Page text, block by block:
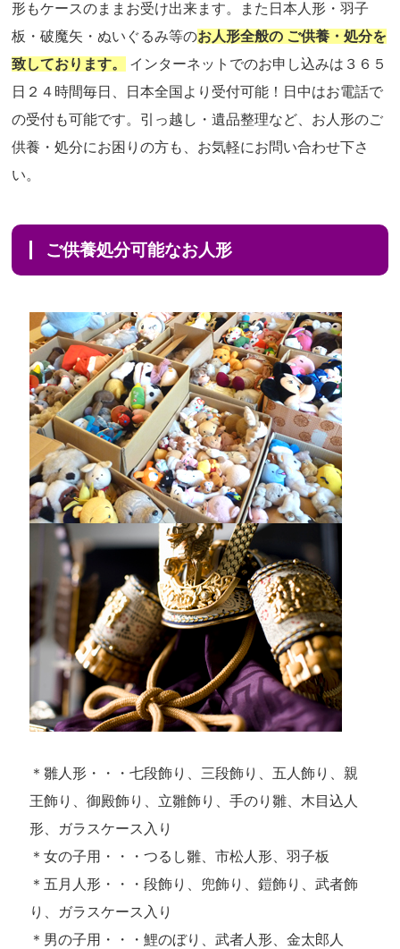
形もケースのままお受け出来ます。また日本人形・羽子
板・破魔矢・ぬいぐるみ等のお人形全般の ご供養・処分を
致しております。
インターネットでのお申し込みは３６５
日２４時間毎日、日本全国より受付可能！日中はお電話で
の受付も可能です。引っ越し・遺品整理など、お人形のご
供養・処分にお困りの方も、お気軽にお問い合わせ下さ
い。
ご供養処分可能なお人形
＊雛人形・・・七段飾り、三段飾り、五人飾り、親
王飾り、御殿飾り、立雛飾り、手のり雛、木目込人
形、ガラスケース入り
＊女の子用・・・つるし雛、市松人形、羽子板
＊五月人形・・・段飾り、兜飾り、鎧飾り、武者飾
り、ガラスケース入り
＊男の子用・・・鯉のぼり、武者人形、金太郎人